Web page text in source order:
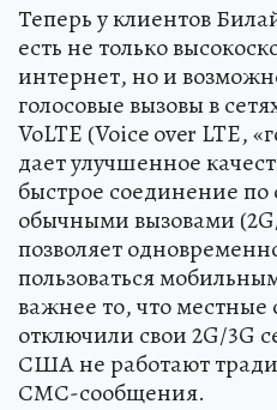
Теперь у клиентов
есть не только
интернет, но и
голосовые вызовы в
VoLTE (Voice over LTE,
дает улучшенное
быстрое соединение
обычными вызовами
позволяет
пользоваться
важнее то, что
отключили свои 2G/3G
США не работают
СМС-сообщения.